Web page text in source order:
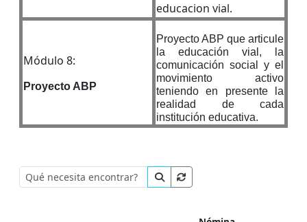
educacion vial.
Módulo 8:
Proyecto ABP
Proyecto ABP que articule
la educación vial, la
comunicación social y el
movimiento activo
teniendo en presente la
realidad de cada
institución educativa.